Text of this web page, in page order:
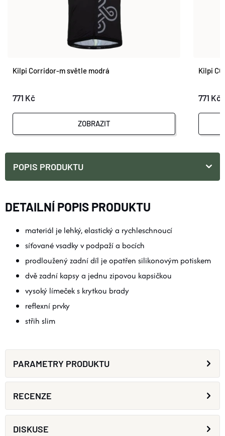
Kilpi Corridor-m světle modrá
771 Kč
ZOBRAZIT
Kilpi
771 Kč
POPIS PRODUKTU
DETAILNÍ POPIS PRODUKTU
materiál je lehký, elastický a rychleschnoucí
síťované vsadky v podpaží a bocích
prodloužený zadní díl je opatřen silikonovým potiskem
dvě zadní kapsy a jednu zipovou kapsičkou
vysoký límeček s krytkou brady
reflexní prvky
střih slim
PARAMETRY PRODUKTU
RECENZE
DISKUSE